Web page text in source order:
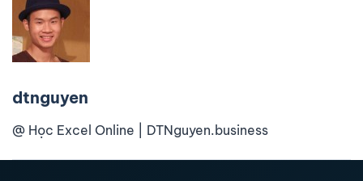
dtnguyen
@ Học Excel Online | DTNguyen.business